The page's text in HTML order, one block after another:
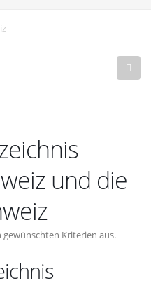
und die
Kriterien aus.